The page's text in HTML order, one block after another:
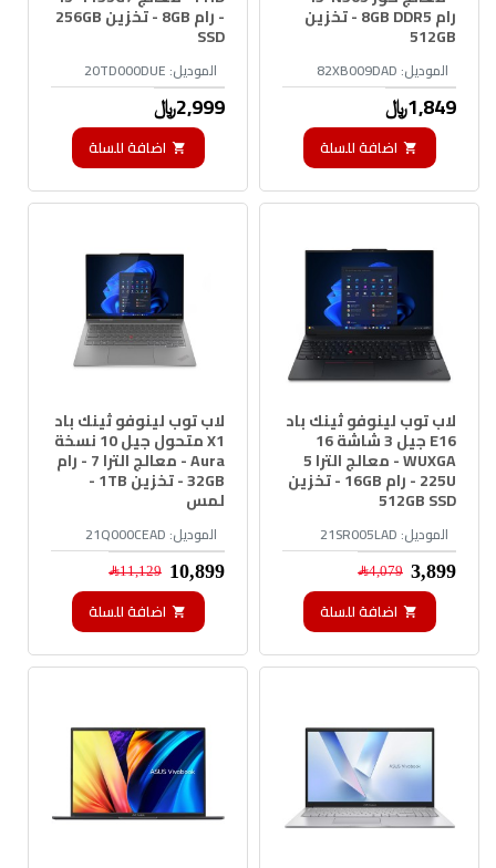
الموديل: 82XB009DAD
رام 8GB DDR5 - تخزين
512GB
1,849﷼
اضافة للسلة
الموديل: 20TD000DUE
- رام 8GB - تخزين 256GB
SSD
2,999﷼
اضافة للسلة
الموديل: 21SR005LAD
لاب توب لينوفو ثينك باد
E16 جيل 3 شاشة 16
WUXGA - معالج الترا 5
225U - رام 16GB - تخزين
512GB SSD
3,899﷼ 4,079﷼
اضافة للسلة
الموديل: 21Q000CEAD
لاب توب لينوفو ثينك باد
X1 متحول جيل 10 نسخة
Aura - معالج الترا 7 - رام
32GB - تخزين 1TB -
لمس
10,899﷼ 11,129﷼
اضافة للسلة